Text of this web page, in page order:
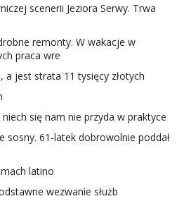
scenerii Jeziora Serwy. Trwa
remonty. W wakacje w
praca wre
a jest strata 11 tysięcy złotych
się nam nie przyda w praktyce
sosny. 61-latek dobrowolnie poddał
latino
wezwanie służb